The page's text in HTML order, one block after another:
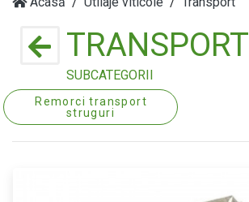
TRANSPORT
SUBCATEGORII
Remorci transport
struguri